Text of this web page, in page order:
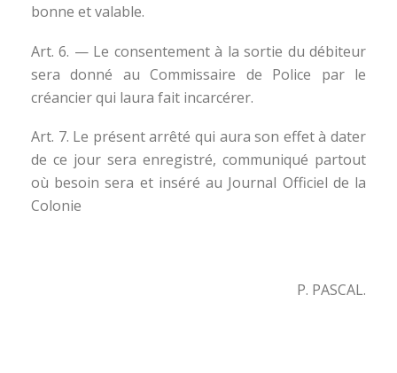
bonne et valable.
Art. 6. — Le consentement à la sortie du débiteur
sera donné au Commissaire de Police par le
créancier qui laura fait incarcérer.
Art. 7. Le présent arrêté qui aura son effet à dater
de ce jour sera enregistré, communiqué partout
où besoin sera et inséré au Journal Officiel de la
Colonie
P. PASCAL.